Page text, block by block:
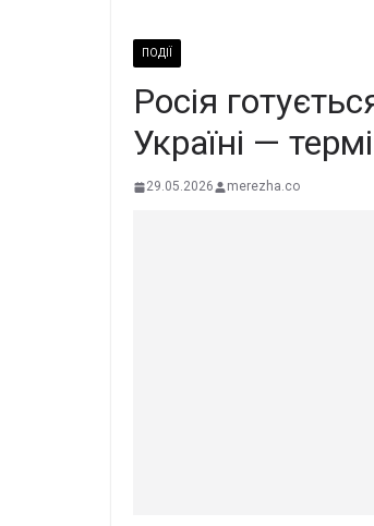
ПОДІЇ
Росія
Україні —
29.05.2026 merezha.co